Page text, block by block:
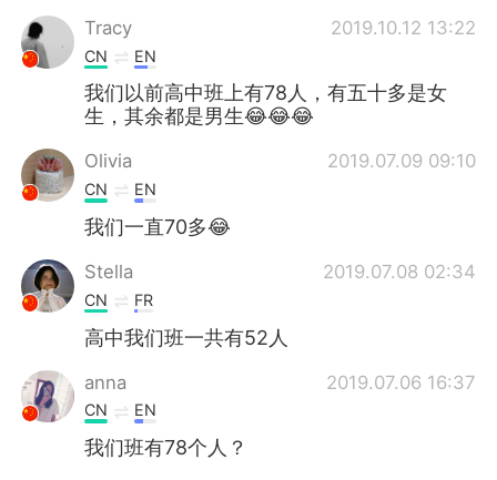
Tracy
2019.10.12 13:22
CN EN
我们以前高中班上有78人，有五十多是女
生，其余都是男生😂😂😂
Olivia 2019.07.09 09:10
CN EN
我们一直70多😂
Stella 2019.07.08 02:34
CN FR
高中我们班一共有52人
anna 2019.07.06 16:37
CN EN
我们班有78个人？